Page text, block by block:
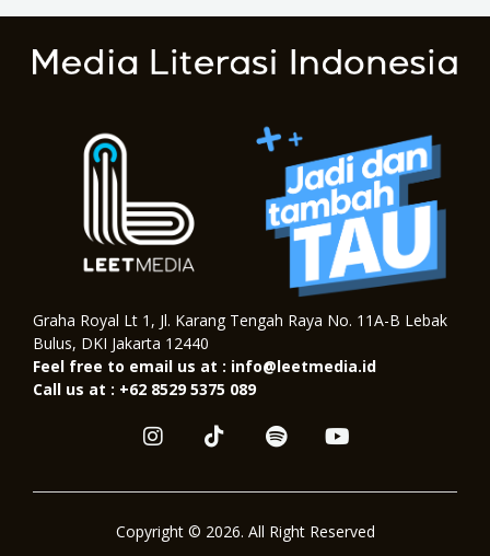
Graha Royal Lt 1, Jl. Karang Tengah Raya No. 11A-B Lebak
Bulus, DKI Jakarta 12440
Feel free to email us at : info@leetmedia.id
Call us at : +62 8529 5375 089
I
t
a
g
T
i
t
o
k
S
p
t
i
f
Y
t
u
b
Copyright © 2026. All Right Reserved